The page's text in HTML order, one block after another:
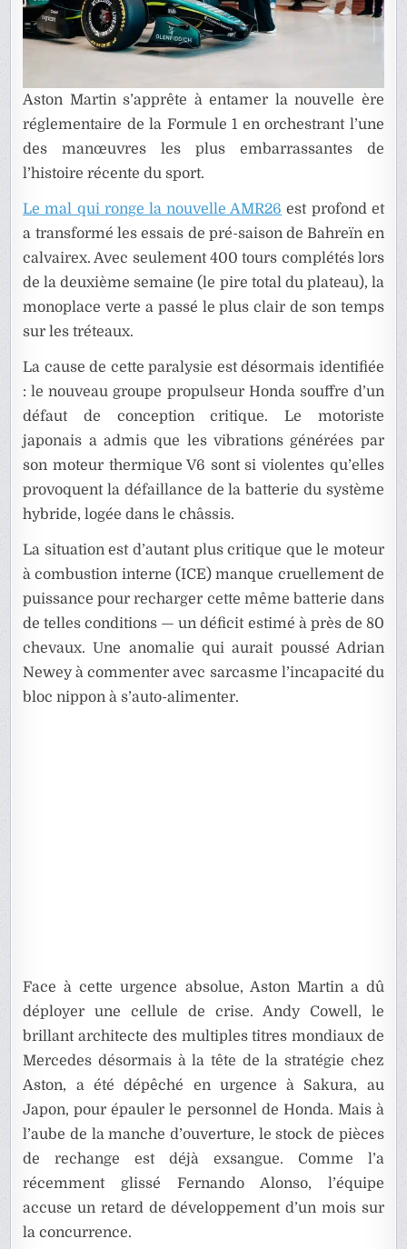
Aston Martin s’apprête à entamer la nouvelle ère
réglementaire de la Formule 1 en orchestrant l’une
des manœuvres les plus embarrassantes de
l’histoire récente du sport.
Le mal qui ronge la nouvelle AMR26 est profond et
a transformé les essais de pré-saison de Bahreïn en
calvairex. Avec seulement 400 tours complétés lors
de la deuxième semaine (le pire total du plateau), la
monoplace verte a passé le plus clair de son temps
sur les tréteaux.
La cause de cette paralysie est désormais identifiée
: le nouveau groupe propulseur Honda souffre d’un
défaut de conception critique. Le motoriste
japonais a admis que les vibrations générées par
son moteur thermique V6 sont si violentes qu’elles
provoquent la défaillance de la batterie du système
hybride, logée dans le châssis.
La situation est d’autant plus critique que le moteur
à combustion interne (ICE) manque cruellement de
puissance pour recharger cette même batterie dans
de telles conditions — un déficit estimé à près de 80
chevaux. Une anomalie qui aurait poussé Adrian
Newey à commenter avec sarcasme l’incapacité du
bloc nippon à s’auto-alimenter.
Face à cette urgence absolue, Aston Martin a dû
déployer une cellule de crise. Andy Cowell, le
brillant architecte des multiples titres mondiaux de
Mercedes désormais à la tête de la stratégie chez
Aston, a été dépêché en urgence à Sakura, au
Japon, pour épauler le personnel de Honda. Mais à
l’aube de la manche d’ouverture, le stock de pièces
de rechange est déjà exsangue. Comme l’a
récemment glissé Fernando Alonso, l’équipe
accuse un retard de développement d’un mois sur
la concurrence.